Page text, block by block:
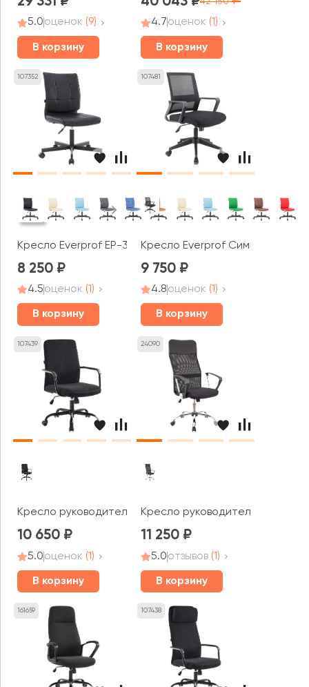
5.0оценок (9)
В корзину
4.7оценок (1)
В корзину
107352
Кресло Everprof EP-300
8 250
4.5оценок (1)
В корзину
107481
Кресло Everprof Симпл / Simple
9 750
4.8оценок (1)
В корзину
107439
Кресло руководителя Everprof Марс ЛБ / Mars LB
10 650
5.0оценок (1)
В корзину
24090
Кресло руководителя Everprof
11 250
5.0отзывов (1)
В корзину
161659 107438